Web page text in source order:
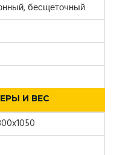
бесщеточный
И ВЕС